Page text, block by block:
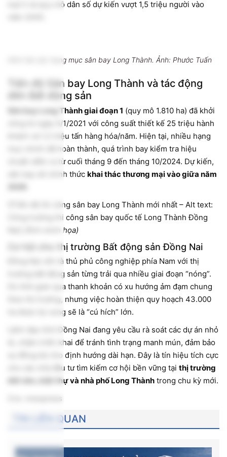
loại II và quy mô dân số dự kiến vượt 1,5 triệu người vào
Hình hài các hạng mục sân bay Long Thành. Ảnh: Phước Tuấn
Tiến độ Sân bay Long Thành và tác động
đến Bất động sản
Sân bay Long Thành giai đoạn 1 (quy mô 1.810 ha) đã khởi
công từ ngày 5/1/2021 với công suất thiết kế 25 triệu hành
khách và 1,2 triệu tấn hàng hóa/năm. Hiện tại, nhiều hạng
mục chính đã hoàn thành, quá trình bay kiểm tra hiệu
chuẩn diễn ra từ cuối tháng 9 đến tháng 10/2024. Dự kiến,
sân bay sẽ chính thức khai thác thương mại vào giữa năm
![Tiến độ thi công sân bay Long Thành mới nhất – Alt text:
Công trường thi công sân bay quốc tế Long Thành Đồng
(Ảnh minh họa)
Cơ hội cho thị trường Bất động sản Đồng Nai
Đồng Nai vốn là thủ phủ công nghiệp phía Nam với thị
trường bất động sản từng trải qua nhiều giai đoạn “nóng”.
Dù thời gian qua thanh khoản có xu hướng ảm đạm chung
theo thị trường, nhưng việc hoàn thiện quy hoạch 43.000
ha được kỳ vọng sẽ là “cú hích” lớn.
Lãnh đạo tỉnh Đồng Nai đang yêu cầu rà soát các dự án nhỏ
lẻ, chậm triển khai để tránh tình trạng manh mún, đảm bảo
sự đồng bộ cho định hướng dài hạn. Đây là tín hiệu tích cực
cho các nhà đầu tư tìm kiếm cơ hội bền vững tại thị trường
đất nền, biệt thự và nhà phố Long Thành trong chu kỳ mới.
Cre: vnexpress
TIN LIÊN QUAN